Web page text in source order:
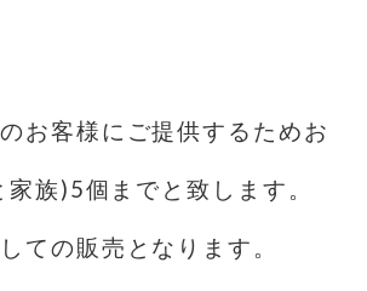
お客様にご提供するためお
族)5個までと致します。
ての販売となります。